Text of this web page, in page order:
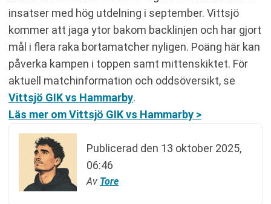
insatser med hög utdelning i september. Vittsjö
kommer att jaga ytor bakom backlinjen och har gjort
mål i flera raka bortamatcher nyligen. Poäng här kan
påverka kampen i toppen samt mittenskiktet. För
aktuell matchinformation och oddsöversikt, se
Vittsjö GIK vs Hammarby.
Läs mer om Vittsjö GIK vs Hammarby >
Publicerad den 13 oktober 2025,
06:46
Av Tore